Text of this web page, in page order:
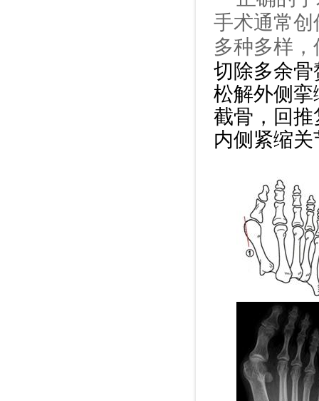
手术通常创
多种多样
切除多余骨
松解外侧
截骨，回
内侧紧缩关